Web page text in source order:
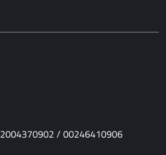
/ 00246410906